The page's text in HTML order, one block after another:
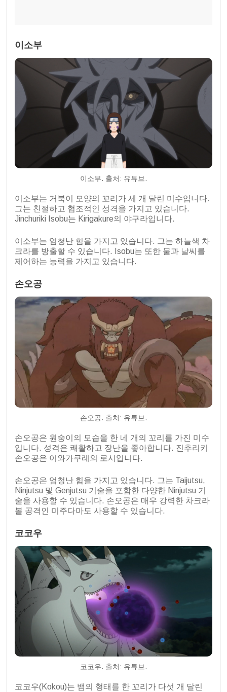
이소부
이소부. 출처: 유튜브.
이소부는 거북이 모양의 꼬리가 세 개 달린 미수입니다.
그는 친절하고 협조적인 성격을 가지고 있습니다.
Jinchuriki Isobu는 Kirigakure의 야구라입니다.
이소부는 엄청난 힘을 가지고 있습니다. 그는 하늘색 차
크라를 방출할 수 있습니다. Isobu는 또한 물과 날씨를
제어하는 능력을 가지고 있습니다.
손오공
손오공. 출처: 유튜브.
손오공은 원숭이의 모습을 한 네 개의 꼬리를 가진 미수
입니다. 성격은 쾌활하고 장난을 좋아합니다. 진추리키
손오공은 이와가쿠레의 로시입니다.
손오공은 엄청난 힘을 가지고 있습니다. 그는 Taijutsu,
Ninjutsu 및 Genjutsu 기술을 포함한 다양한 Ninjutsu 기
술을 사용할 수 있습니다. 손오공은 매우 강력한 차크라
볼 공격인 미주다마도 사용할 수 있습니다.
코코우
코코우. 출처: 유튜브.
코코우(Kokou)는 뱀의 형태를 한 꼬리가 다섯 개 달린